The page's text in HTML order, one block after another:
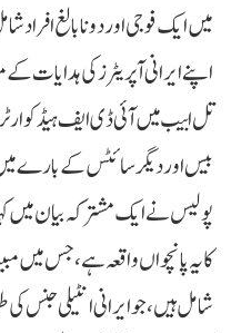
میں ایک فوجی اور دو نابالغ افراد
اپنے ایرانی آپریٹرز کی ہدایات کے
تل ابیب میں آئی ڈی ایف
بیس اور دیگر سائٹس کے بارے
پولیس نے ایک مشترکہ بیان میں
کا یہ پانچواں واقعہ ہے، جس میں
شامل ہیں، جو ایرانی انٹیلی